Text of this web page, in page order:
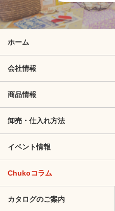
ホーム
会社情報
商品情報
卸売・仕入れ方法
イベント情報
Chukoコラム
カタログのご案内